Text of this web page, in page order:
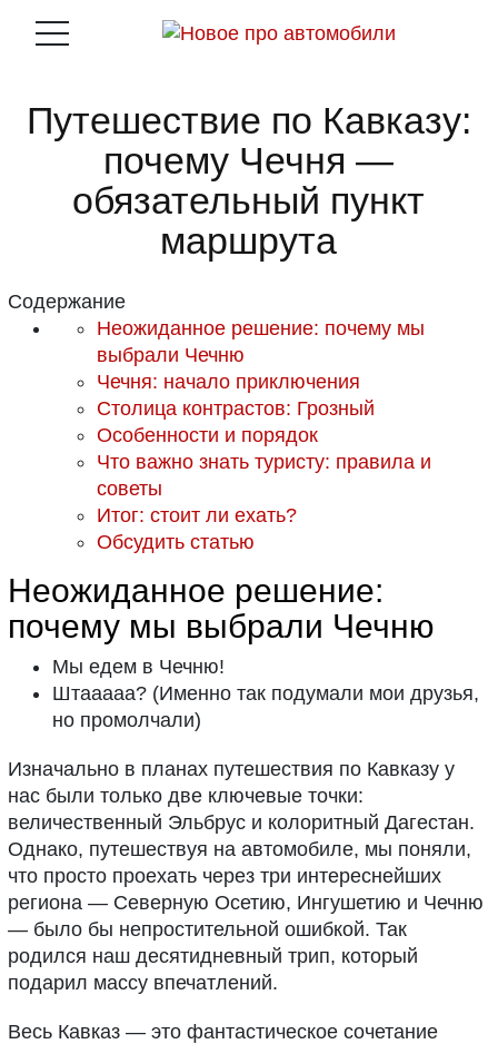
Путешествие по Кавказу:
почему Чечня —
обязательный пункт
маршрута
Содержание
Неожиданное решение: почему мы
выбрали Чечню
Чечня: начало приключения
Столица контрастов: Грозный
Особенности и порядок
Что важно знать туристу: правила и
советы
Итог: стоит ли ехать?
Обсудить статью
Неожиданное решение:
почему мы выбрали Чечню
Мы едем в Чечню!
Штааааа? (Именно так подумали мои друзья,
но промолчали)
Изначально в планах путешествия по Кавказу у
нас были только две ключевые точки:
величественный Эльбрус и колоритный Дагестан.
Однако, путешествуя на автомобиле, мы поняли,
что просто проехать через три интереснейших
региона — Северную Осетию, Ингушетию и Чечню
— было бы непростительной ошибкой. Так
родился наш десятидневный трип, который
подарил массу впечатлений.
Весь Кавказ — это фантастическое сочетание